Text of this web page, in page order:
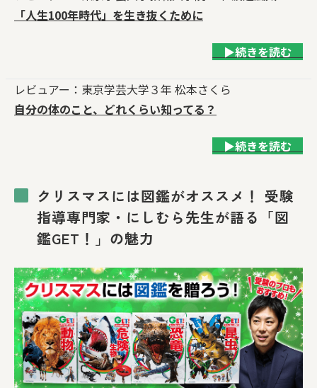
「人生100年時代」を生き抜くために
▶続きを読む
レビュアー：東京学芸大学３年 松本さくら
自分の体のこと、どれくらい知ってる？
▶続きを読む
クリスマスには図鑑がオススメ！ 受験
指導専門家・にしむら先生が語る「図
鑑GET！」の魅力